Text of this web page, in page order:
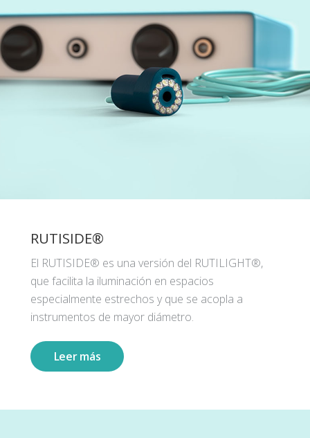
RUTISIDE®
El RUTISIDE® es una versión del RUTILIGHT®,
que facilita la iluminación en espacios
especialmente estrechos y que se acopla a
instrumentos de mayor diámetro.
Leer más